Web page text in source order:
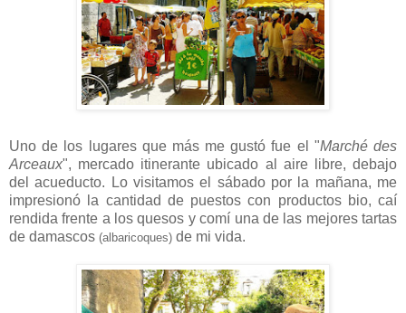
Uno de los lugares que más me gustó fue el "Marché des
Arceaux", mercado itinerante ubicado al aire libre, debajo
del acueducto. Lo visitamos el sábado por la mañana, me
impresionó la cantidad de puestos con productos bio, caí
rendida frente a los quesos y comí una de las mejores tartas
de damascos (albaricoques) de mi vida.